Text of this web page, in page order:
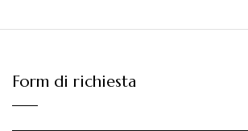
Form di richiesta